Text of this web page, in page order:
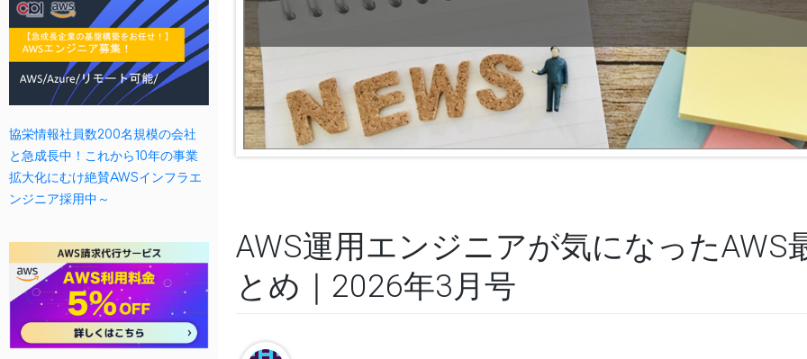
協栄情報社員数200名規模の会社
と急成長中！これから10年の事業
拡大化にむけ絶賛AWSインフラエ
ンジニア採用中～
AWS運用エンジニアが気になったAWS
とめ｜2026年3月号